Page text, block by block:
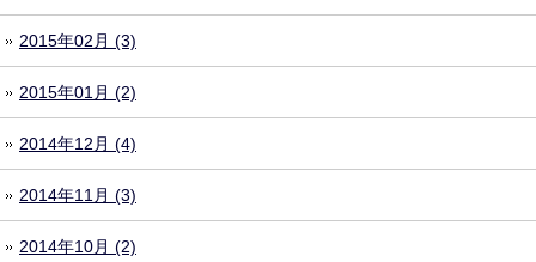
2015年02月 (3)
2015年01月 (2)
2014年12月 (4)
2014年11月 (3)
2014年10月 (2)